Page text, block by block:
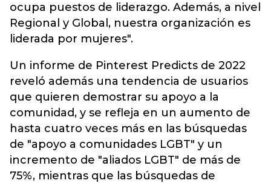
ocupa puestos de liderazgo. Además, a nivel
Regional y Global, nuestra organización es
liderada por mujeres".
Un informe de Pinterest Predicts de 2022
reveló además una tendencia de usuarios
que quieren demostrar su apoyo a la
comunidad, y se refleja en un aumento de
hasta cuatro veces más en las búsquedas
de "apoyo a comunidades LGBT" y un
incremento de "aliados LGBT" de más de
75%, mientras que las búsquedas de